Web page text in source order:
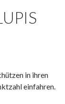
in ihren
einfahren.